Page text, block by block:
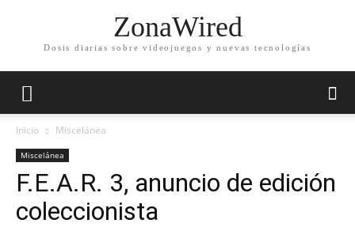
ZonaWired
Dosis diarias sobre videojuegos y nuevas tecnologías
Inicio Miscelánea
Miscelánea
F.E.A.R. 3, anuncio de edición
coleccionista